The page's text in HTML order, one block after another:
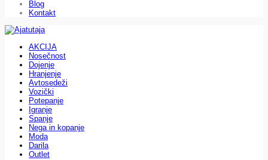
Blog
Kontakt
AKCIJA
Nosečnost
Dojenje
Hranjenje
Avtosedeži
Vozički
Potepanje
Igranje
Spanje
Nega in kopanje
Moda
Darila
Outlet